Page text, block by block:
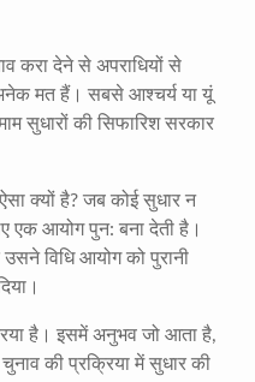
करा देने से अपराधियों से
अनेक मत हैं। सबसे आश्चर्य या यूं
सुधारों की सिफारिश सरकार
क्यों है? जब कोई सुधार न
एक आयोग पुन: बना देती है।
विधि आयोग को पुरानी
है। इसमें अनुभव जो आता है,
की प्रक्रिया में सुधार की